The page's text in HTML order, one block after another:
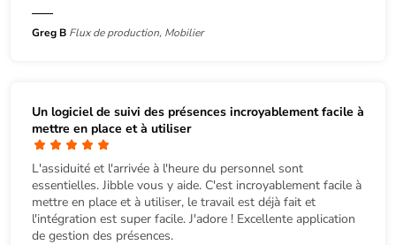
Greg B Flux de production, Mobilier
Un logiciel de suivi des présences incroyablement facile à
mettre en place et à utiliser
L'assiduité et l'arrivée à l'heure du personnel sont
essentielles. Jibble vous y aide. C'est incroyablement facile à
mettre en place et à utiliser, le travail est déjà fait et
l'intégration est super facile. J'adore ! Excellente application
de gestion des présences.